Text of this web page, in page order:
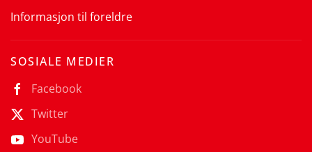
Informasjon til foreldre
SOSIALE MEDIER
Facebook
Twitter
YouTube